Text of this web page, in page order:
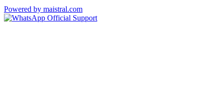
Powered by maistral.com